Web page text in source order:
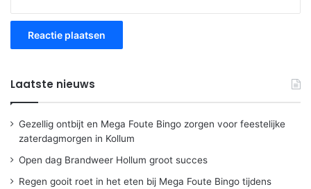
Laatste nieuws
Gezellig ontbijt en Mega Foute Bingo zorgen voor feestelijke
zaterdagmorgen in Kollum
Open dag Brandweer Hollum groot succes
Regen gooit roet in het eten bij Mega Foute Bingo tijdens